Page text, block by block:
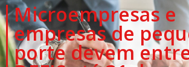
Microempresas e
empresas de
porte devem